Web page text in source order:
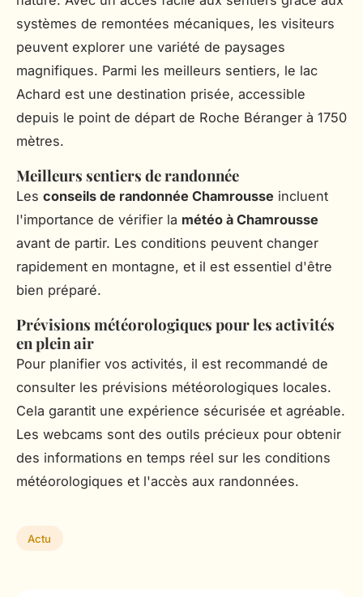
systèmes de remontées mécaniques, les visiteurs
peuvent explorer une variété de paysages
magnifiques. Parmi les meilleurs sentiers, le lac
Achard est une destination prisée, accessible
depuis le point de départ de Roche Béranger à 1750
mètres.
Meilleurs sentiers de randonnée
Les conseils de randonnée Chamrousse incluent
l'importance de vérifier la météo à Chamrousse
avant de partir. Les conditions peuvent changer
rapidement en montagne, et il est essentiel d'être
bien préparé.
Prévisions météorologiques pour les activités
en plein air
Pour planifier vos activités, il est recommandé de
consulter les prévisions météorologiques locales.
Cela garantit une expérience sécurisée et agréable.
Les webcams sont des outils précieux pour obtenir
des informations en temps réel sur les conditions
météorologiques et l'accès aux randonnées.
Actu